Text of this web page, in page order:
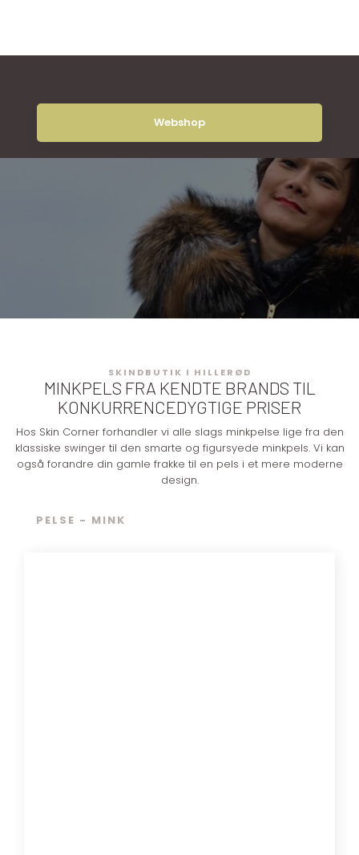
Webshop
​​​​​​SKINDBUTIK I HILLERØD
MINKPELS FRA KENDTE BRANDS TIL
KONKURRENCEDYGTIGE PRISER
​Hos Skin Corner forhandler vi alle slags minkpelse lige fra den
klassiske swinger til den smarte og figursyede minkpels. Vi kan
også forandre din gamle frakke til en pels i et mere moderne
design.
PELSE - MINK